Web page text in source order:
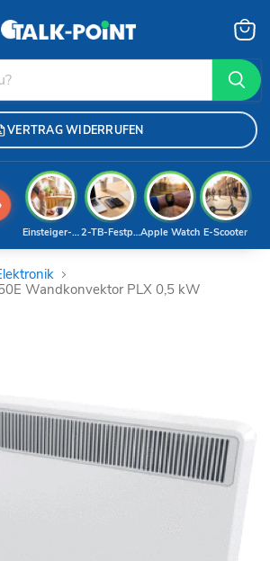
VERTRAG WIDERRUFEN
›
E-Scooter
Apple Watch
2-TB-Festplatte
Einsteiger-Handy
Wandkonvektor PLX 0,5 kW